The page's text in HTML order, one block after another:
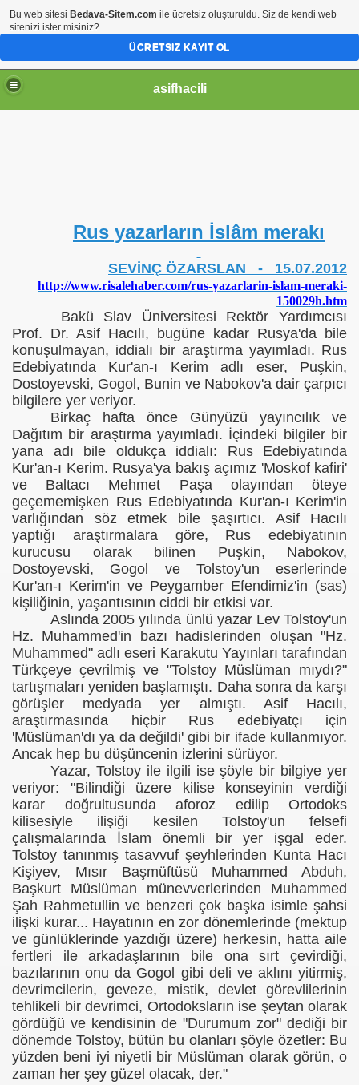
asifhacili
Rus yazarların İslâm merakı
SEVİNÇ ÖZARSLAN - 15.07.2012
http://www.risalehaber.com/rus-yazarlarin-islam-meraki-
150029h.htm
Bakü Slav Üniversitesi Rektör Yardımcısı
Prof. Dr. Asif Hacılı, bugüne kadar Rusya'da bile
konuşulmayan, iddialı bir araştırma yayımladı. Rus
Edebiyatında Kur'an-ı Kerim adlı eser, Puşkin,
Dostoyevski, Gogol, Bunin ve Nabokov'a dair çarpıcı
bilgilere yer veriyor.
Birkaç hafta önce Günyüzü yayıncılık ve
Dağıtım bir araştırma yayımladı. İçindeki bilgiler bir
yana adı bile oldukça iddialı: Rus Edebiyatında
Kur'an-ı Kerim. Rusya'ya bakış açımız 'Moskof kafiri'
ve Baltacı Mehmet Paşa olayından öteye
geçememişken Rus Edebiyatında Kur'an-ı Kerim'in
varlığından söz etmek bile şaşırtıcı. Asif Hacılı
yaptığı araştırmalara göre, Rus edebiyatının
kurucusu olarak bilinen Puşkin, Nabokov,
Dostoyevski, Gogol ve Tolstoy'un eserlerinde
Kur'an-ı Kerim'in ve Peygamber Efendimiz'in (sas)
kişiliğinin, yaşantısının ciddi bir etkisi var.
Aslında 2005 yılında ünlü yazar Lev Tolstoy'un
Hz. Muhammed'in bazı hadislerinden oluşan "Hz.
Muhammed" adlı eseri Karakutu Yayınları tarafından
Türkçeye çevrilmiş ve "Tolstoy Müslüman mıydı?"
tartışmaları yeniden başlamıştı. Daha sonra da karşı
görüşler medyada yer almıştı. Asif Hacılı,
araştırmasında hiçbir Rus edebiyatçı için
'Müslüman'dı ya da değildi' gibi bir ifade kullanmıyor.
Ancak hep bu düşüncenin izlerini sürüyor.
Yazar, Tolstoy ile ilgili ise şöyle bir bilgiye yer
veriyor: "Bilindiği üzere kilise konseyinin verdiği
karar doğrultusunda aforoz edilip Ortodoks
kilisesiyle ilişiği kesilen Tolstoy'un felsefi
çalışmalarında İslam önemli bir yer işgal eder.
Tolstoy tanınmış tasavvuf şeyhlerinden Kunta Hacı
Kişiyev, Mısır Başmüftüsü Muhammed Abduh,
Başkurt Müslüman münevverlerinden Muhammed
Şah Rahmetullin ve benzeri çok başka isimle şahsi
ilişki kurar... Hayatının en zor dönemlerinde (mektup
ve günlüklerinde yazdığı üzere) herkesin, hatta aile
fertleri ile arkadaşlarının bile ona sırt çevirdiği,
bazılarının onu da Gogol gibi deli ve aklını yitirmiş,
devrimcilerin, geveze, mistik, devlet görevlilerinin
tehlikeli bir devrimci, Ortodoksların ise şeytan olarak
gördüğü ve kendisinin de "Durumum zor" dediği bir
dönemde Tolstoy, bütün bu olanları şöyle özetler: Bu
yüzden beni iyi niyetli bir Müslüman olarak görün, o
zaman her şey güzel olacak, der."
Bu web sitesi Bedava-Sitem.com ile ücretsiz oluşturuldu. Siz de kendi web
sitenizi ister misiniz?
ÜCRETSIZ KAYIT OL